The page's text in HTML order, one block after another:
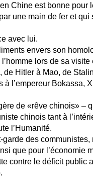
Chine est bonne pour
une main de fer et qui
avec lui.
envers son
lors de sa visite
de Hitler à Mao, de
l’empereur Bokassa,
de «rêve chinois» –
chinois tant à
l’Humanité.
des communistes,
que pour l’économie
contre le déficit public